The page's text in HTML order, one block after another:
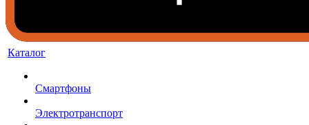
Каталог
Смартфоны
Электротранспорт